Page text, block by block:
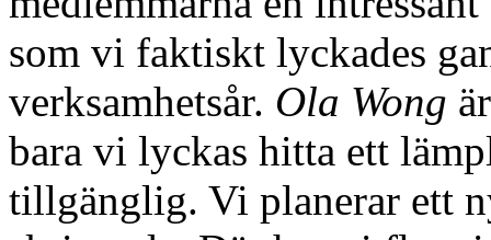
som vi faktiskt lyckades
verksamhetsår. Ola Wong
bara vi lyckas hitta ett
tillgänglig. Vi planerar ett